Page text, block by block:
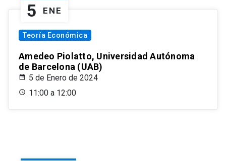
5 ENE
Teoría Económica
Amedeo Piolatto, Universidad Autónoma
de Barcelona (UAB)
5 de Enero de 2024
11:00 a 12:00